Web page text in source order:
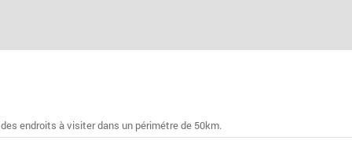
endroits à visiter dans un périmétre de 50km.